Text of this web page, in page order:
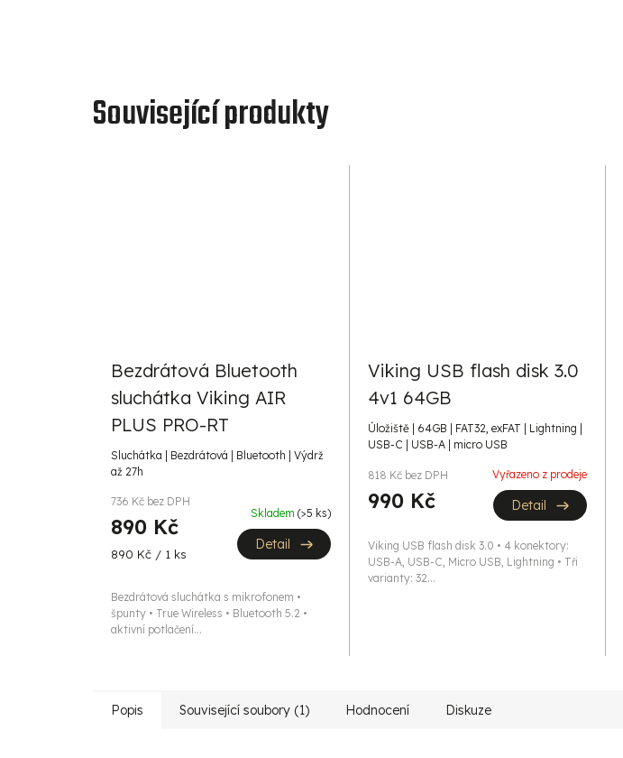
Související produkty
Bezdrátová Bluetooth
sluchátka Viking AIR
PLUS PRO-RT
Sluchátka | Bezdrátová | Bluetooth | Výdrž
až 27h
736 Kč bez DPH
890 Kč
Měrná
890 Kč / 1 ks
Skladem (>5 ks)
Detail
Bezdrátová sluchátka s mikrofonem •
špunty • True Wireless • Bluetooth 5.2 •
aktivní potlačení...
Viking USB flash disk 3.0
4v1 64GB
Úložiště | 64GB | FAT32, exFAT | Lightning |
USB-C | USB-A | micro USB
818 Kč bez DPH
990 Kč
Vyřazeno z prodeje
Detail
Viking USB flash disk 3.0 • 4 konektory:
USB-A, USB-C, Micro USB, Lightning • Tři
varianty: 32...
Popis Související soubory (1) Hodnocení Diskuze